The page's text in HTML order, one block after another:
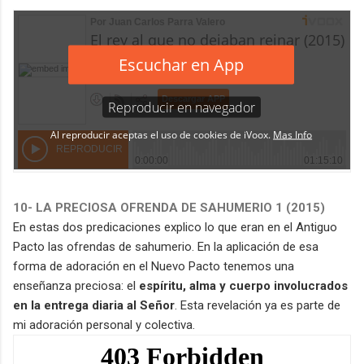
10- LA PRECIOSA OFRENDA DE SAHUMERIO 1 (2015)
En estas dos predicaciones explico lo que eran en el Antiguo
Pacto las ofrendas de sahumerio. En la aplicación de esa
forma de adoración en el Nuevo Pacto tenemos una
enseñanza preciosa: el espíritu, alma y cuerpo involucrados
en la entrega diaria al Señor . Esta revelación ya es parte de
mi adoración personal y colectiva.